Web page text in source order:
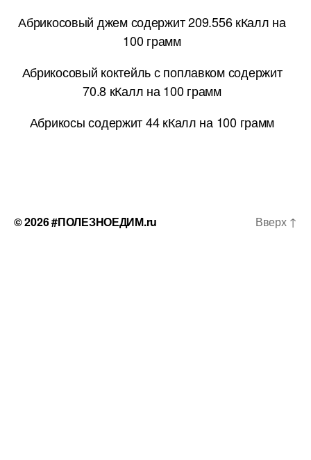
Абрикосовый джем содержит 209.556 кКалл на
100 грамм
Абрикосовый коктейль с поплавком содержит
70.8 кКалл на 100 грамм
Абрикосы содержит 44 кКалл на 100 грамм
© 2026#ПОЛЕЗНОЕДИМ.ru Вверх ↑